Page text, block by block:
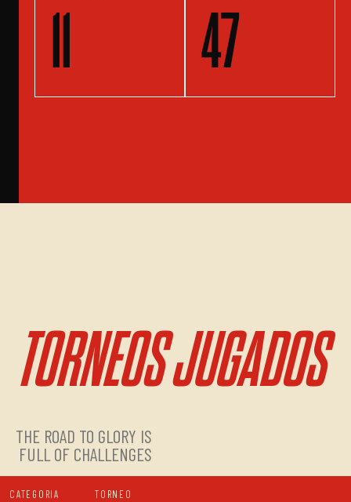
11 47
TORNEOS JUGADOS
THE ROAD TO GLORY IS
FULL OF CHALLENGES
CATEGORIA TORNEO